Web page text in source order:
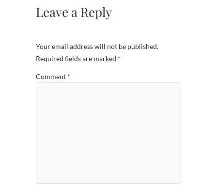
Leave a Reply
Your email address will not be published.
Required fields are marked *
Comment *